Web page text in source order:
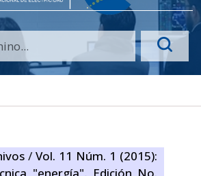
/ Vol. 11 Núm. 1 (2015):